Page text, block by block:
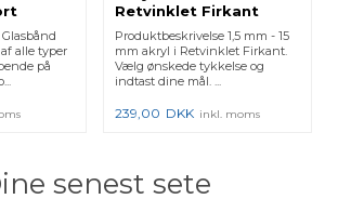
alle typer
på
Retvinklet Firkant
Produktbeskrivelse 1,5 mm - 15
mm akryl i Retvinklet Firkant.
Vælg ønskede tykkelse og
indtast dine mål. ...
239,00 DKK inkl. moms
senest sete